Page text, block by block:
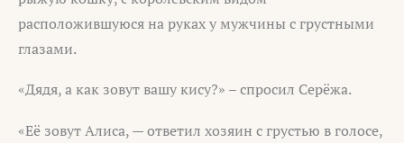
расположившуюся на руках у мужчины с грустными
глазами.
«Дядя, а как зовут вашу кису?» – спросил Серёжа.
«Её зовут Алиса, — ответил хозяин с грустью в голосе,